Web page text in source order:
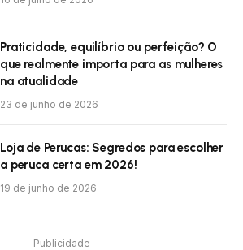
Praticidade, equilíbrio ou perfeição? O
que realmente importa para as mulheres
na atualidade
23 de junho de 2026
Loja de Perucas: Segredos para escolher
a peruca certa em 2026!
19 de junho de 2026
Publicidade